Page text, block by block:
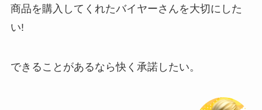
商品を購入してくれたバイヤーさんを大切にした
い!
できることがあるなら快く承諾したい。